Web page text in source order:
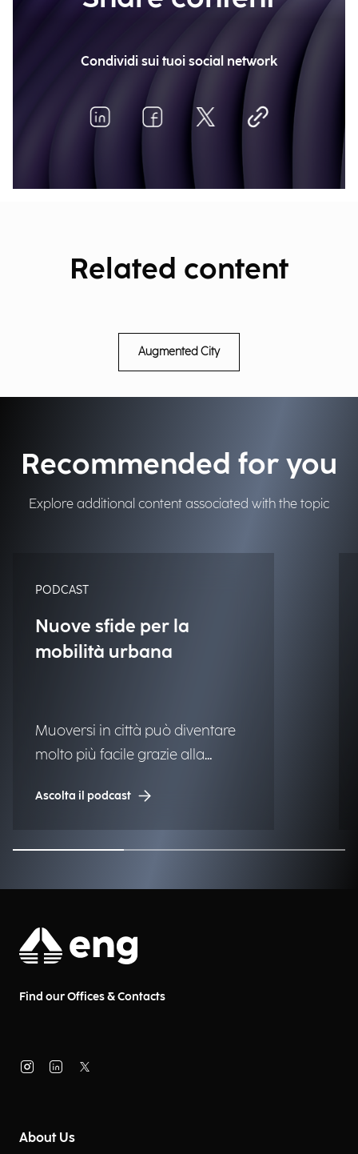
Condividi sui tuoi social network
Related content
Augmented City
Recommended for you
Explore additional content associated with the topic
PODCAST
Nuove sfide per la
mobilità urbana
Muoversi in città può diventare
molto più facile grazie alla
urbani più vivibili e accessibili per
chi le abita e ci lavora ogni
giorno. Quali soluzioni sono già
Paola Ponticelli, Pre-Sales Senior
Engineering.
Ascolta il podcast
Find our Offices & Contacts
About Us